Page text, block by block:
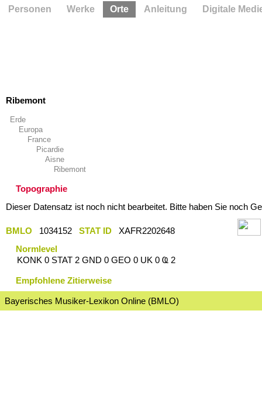
Ribemont
Erde
Europa
France
Picardie
Aisne
Ribemont
Topographie
Dieser Datensatz ist noch nicht bearbeitet. Bitte haben Sie noch
BMLO 1034152 STAT ID
XAFR2202648
Normlevel
KONK 0 STAT 2 GND 0 GEO 0 UK 0 Ҩ 2
Empfohlene Zitierweise
Bayerisches Musiker-Lexikon Online (BMLO)
Personen Werke Orte Anleitung Digitale